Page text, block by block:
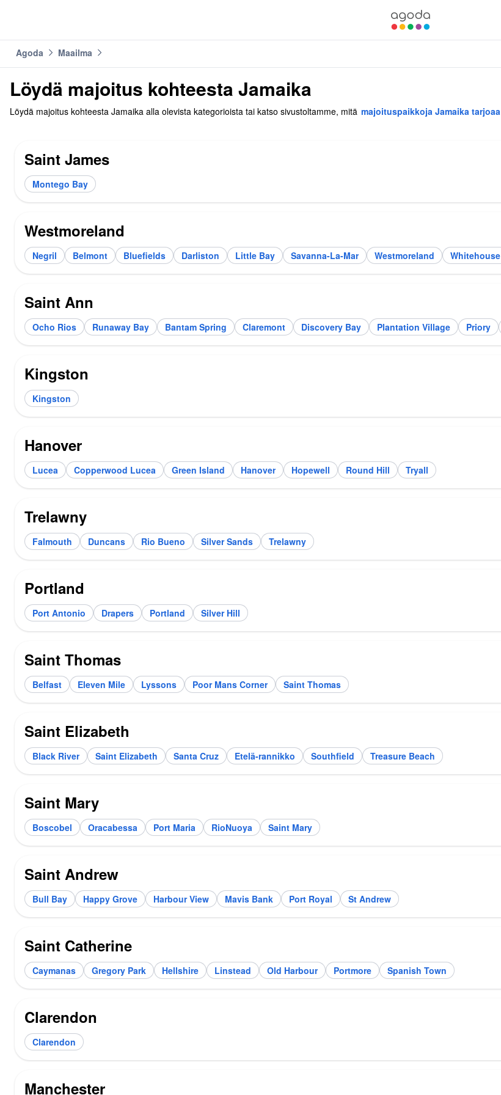
Agoda Maailma
Löydä majoitus kohteesta Jamaika
Löydä majoitus kohteesta Jamaika alla olevista kategorioista tai katso sivustoltamme, mitä majoituspaikkoja Jamaika tarjoaa
Saint James
Montego Bay
Westmoreland
Negril Belmont Bluefields Darliston Little Bay Savanna-La-Mar Westmoreland Whitehouse
Saint Ann
Ocho Rios Runaway Bay Bantam Spring Claremont Discovery Bay Plantation Village Priory
Kingston
Kingston
Hanover
Lucea Copperwood Lucea Green Island Hanover Hopewell Round Hill Tryall
Trelawny
Falmouth Duncans Rio Bueno Silver Sands Trelawny
Portland
Port Antonio Drapers Portland Silver Hill
Saint Thomas
Belfast Eleven Mile Lyssons Poor Mans Corner Saint Thomas
Saint Elizabeth
Black River Saint Elizabeth Santa Cruz Etelä-rannikko Southfield Treasure Beach
Saint Mary
Boscobel Oracabessa Port Maria RioNuoya Saint Mary
Saint Andrew
Bull Bay Happy Grove Harbour View Mavis Bank Port Royal St Andrew
Saint Catherine
Caymanas Gregory Park Hellshire Linstead Old Harbour Portmore Spanish Town
Clarendon
Clarendon
Manchester